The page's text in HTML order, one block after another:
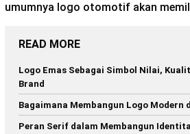
umumnya logo otomotif akan
READ MORE
Logo Emas Sebagai Simbol Nilai,
Brand
Bagaimana Membangun Logo Modern
Peran Serif dalam Membangun